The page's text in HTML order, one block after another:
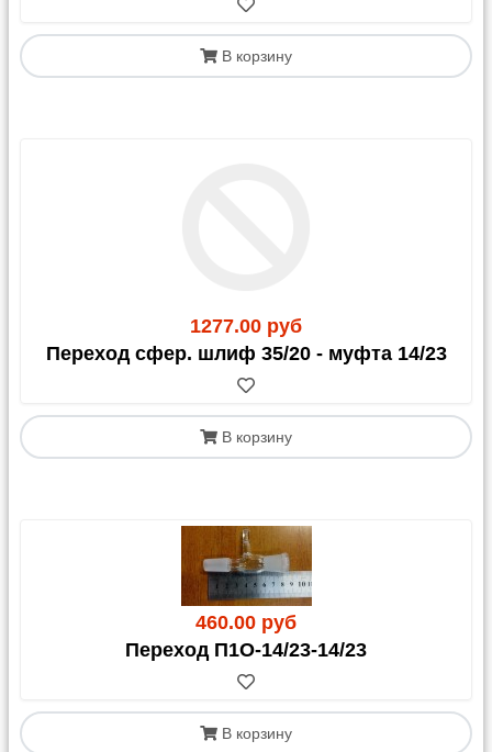
В корзину
1277.00 руб
Переход сфер. шлиф 35/20 - муфта 14/23
В корзину
460.00 руб
Переход П1О-14/23-14/23
В корзину